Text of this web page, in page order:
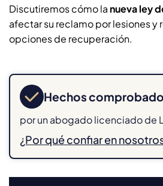
Discutiremos cómo la nueva ley
afectar su reclamo por lesiones y
opciones de recuperación.
Hechos
por un abogado licenciado de
¿Por qué confiar en